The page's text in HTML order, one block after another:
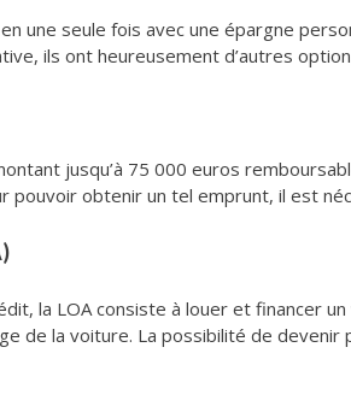
une seule fois avec une épargne
ils ont heureusement d’autres
jusqu’à 75 000 euros
pouvoir obtenir un tel emprunt, il est
la LOA consiste à louer et financer
de la voiture. La possibilité de devenir